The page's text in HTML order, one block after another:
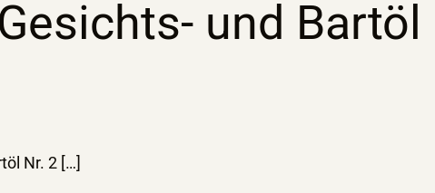
und Bartöl
Nr. 2 […]